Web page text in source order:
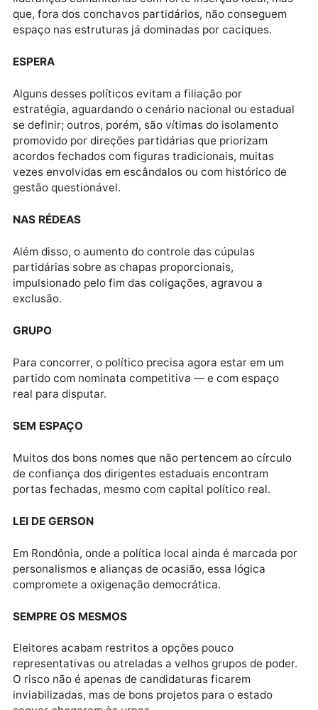
alternativas que representem renovação com
viabilidade eleitoral.
DIVERSOS
Entre os nomes que chamam atenção, estão ex-
prefeitos, deputados com bom desempenho e
lideranças comunitárias com forte inserção local,
que, fora dos conchavos partidários, não conseguem
espaço nas estruturas já dominadas por caciques.
estratégia, aguardando o cenário nacional ou
se definir; outros, porém, são vítimas do isolamento
promovido por direções partidárias que priorizam
acordos fechados com figuras tradicionais, muitas
vezes envolvidas em escândalos ou com histórico de
NAS RÉDEAS
partidárias sobre as chapas proporcionais,
exclusão.
partido com nominata competitiva — e com espaço
real para disputar.
Muitos dos bons nomes que não pertencem ao
de confiança dos dirigentes estaduais encontram
portas fechadas, mesmo com capital político real.